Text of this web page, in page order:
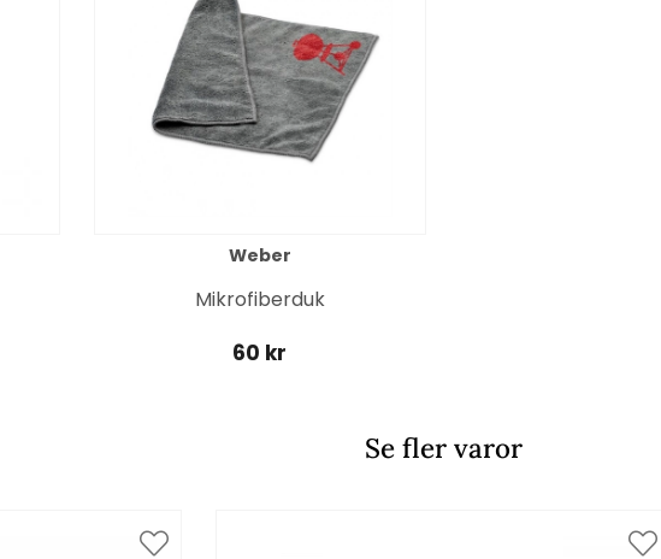
Weber
Mikrofiberduk
60 kr
Se fler varor